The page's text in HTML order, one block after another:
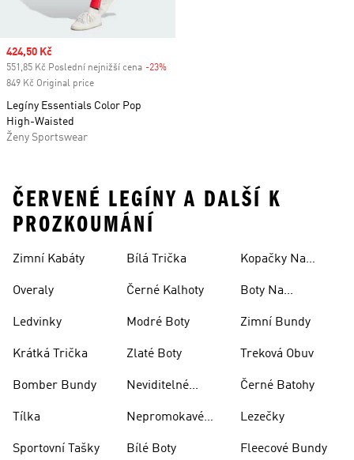
Sale price
424,50 Kč
551,85 Kč Poslední nejnižší cena -23%
849 Kč Original price
Legíny Essentials Color Pop
High-Waisted
Ženy Sportswear
ČERVENÉ LEGÍNY A DALŠÍ K
PROZKOUMÁNÍ
Zimní Kabáty
Overaly
Ledvinky
Krátká Trička
Bomber Bundy
Tílka
Sportovní Tašky
Bílá Trička
Černé Kalhoty
Modré Boty
Zlaté Boty
Neviditelné
Nepromokavé
Bílé Boty
Kopačky Na
Boty Na
Zimní Bundy
Treková Obuv
Černé Batohy
Lezečky
Fleecové Bundy